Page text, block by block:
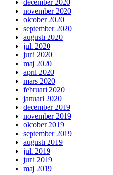
december 2020
november 2020
oktober 2020
september 2020
augusti 2020
juli 2020
juni 2020
maj 2020
april 2020
mars 2020
februari 2020
januari 2020
december 2019
november 2019
oktober 2019
september 2019
augusti 2019
juli 2019
juni 2019
maj 2019